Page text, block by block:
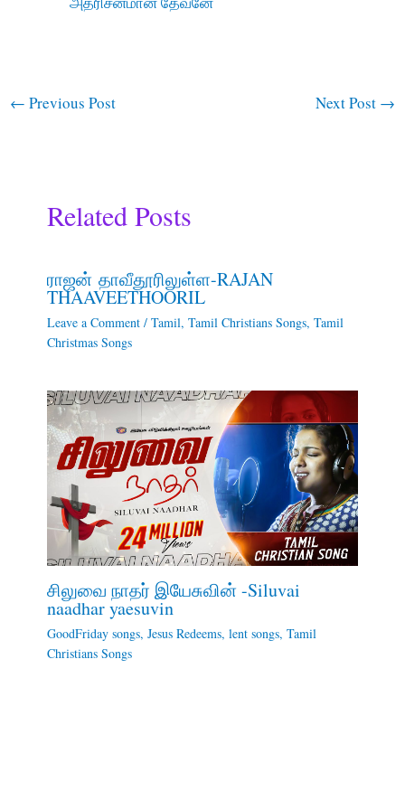
← Previous Post Next Post →
Related Posts
ராஜன் தாவீதூரிலுள்ள-RAJAN
THAAVEETHOORIL
Leave a Comment / Tamil, Tamil Christians Songs, Tamil
Christmas Songs
சிலுவை நாதர் இயேசுவின் -Siluvai
naadhar yaesuvin
GoodFriday songs, Jesus Redeems, lent songs, Tamil
Christians Songs